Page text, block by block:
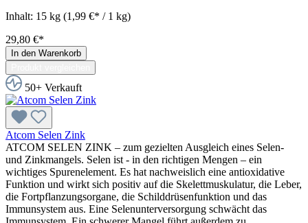
Inhalt: 15 kg (1,99 €* / 1 kg)
29,80 €*
In den Warenkorb
50+ Verkauft
Atcom Selen Zink
ATCOM SELEN ZINK – zum gezielten Ausgleich eines Selen-
und Zinkmangels. Selen ist - in den richtigen Mengen – ein
wichtiges Spurenelement. Es hat nachweislich eine antioxidative
Funktion und wirkt sich positiv auf die Skelettmuskulatur, die Leber,
die Fortpflanzungsorgane, die Schilddrüsenfunktion und das
Immunsystem aus. Eine Selenunterversorgung schwächt das